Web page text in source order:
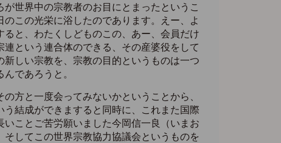
世界中の宗教者のお目にとまったというこ
この光栄に浴したのであります。えー、よ
と、わたくしどものこの、あー、会員だけ
という連合体のできる、その産婆役をして
しい宗教を、宗教の目的というものは一つ
であろうと。
方と一度会ってみないかということから、
結成ができますると同時に、これまた国際
ことご苦労願いました今岡信一良（いまお
してこの世界宗教協力協議会というものを